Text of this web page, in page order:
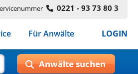
0221 - 93 73 80 3
Für Anwälte LOGIN